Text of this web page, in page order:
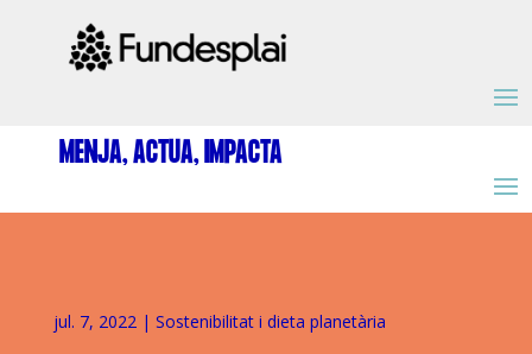
MENJA, ACTUA, IMPACTA
jul. 7, 2022| Sostenibilitat i dieta planetària
ACTIVITATS D'ESTIU
MÓN ESCOLAR
ALBERG CENTRE ESPLAI